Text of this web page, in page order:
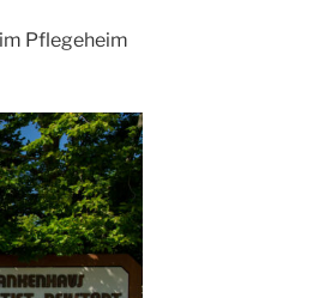
Pflegeheim